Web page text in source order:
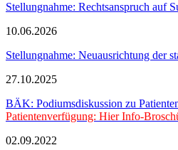
Stellungnahme: Rechtsanspruch auf
10.06.2026
Stellungnahme: Neuausrichtung der
27.10.2025
BÄK: Podiumsdiskussion zu
Patientenverfügung: Hier Info-
02.09.2022